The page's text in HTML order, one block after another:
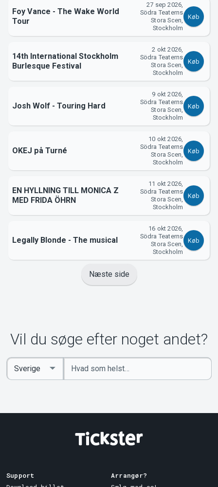
Foy Vance - The Wake World
Tour
27 sep 2026,
Södra Teaterns
Stora Scen,
Stockholm
Køb
14th International Stockholm
Burlesque Festival
2 okt 2026,
Södra Teaterns
Stora Scen,
Stockholm
Køb
Josh Wolf - Touring Hard
9 okt 2026,
Södra Teaterns
Stora Scen,
Stockholm
Køb
OKEJ på Turné
10 okt 2026,
Södra Teaterns
Stora Scen,
Stockholm
Køb
EN HYLLNING TILL MONICA Z
MED FRIDA ÖHRN
11 okt 2026,
Södra Teaterns
Stora Scen,
Stockholm
Køb
Legally Blonde - The musical
16 okt 2026,
Södra Teaterns
Stora Scen,
Stockholm
Køb
Næste side
Vil du søge efter noget andet?
Indtast
søgeord
Select
Country
Support
Arrangør?